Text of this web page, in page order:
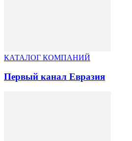
КАТАЛОГ КОМПАНИЙ
Первый канал Евразия